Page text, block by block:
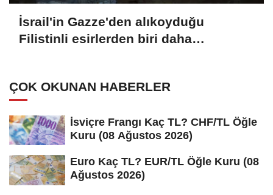
İsrail'in Gazze'den alıkoyduğu
Filistinli esirlerden biri daha
ÇOK OKUNAN HABERLER
İsviçre Frangı Kaç TL? CHF/TL Öğle
Kuru (08 Ağustos 2026)
Euro Kaç TL? EUR/TL Öğle Kuru (08
Ağustos 2026)